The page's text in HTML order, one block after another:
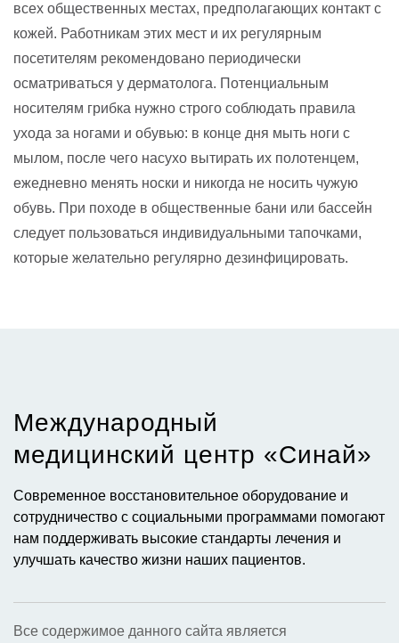
всех общественных местах, предполагающих контакт с
кожей. Работникам этих мест и их регулярным
посетителям рекомендовано периодически
осматриваться у дерматолога. Потенциальным
носителям грибка нужно строго соблюдать правила
ухода за ногами и обувью: в конце дня мыть ноги с
мылом, после чего насухо вытирать их полотенцем,
ежедневно менять носки и никогда не носить чужую
обувь. При походе в общественные бани или бассейн
следует пользоваться индивидуальными тапочками,
которые желательно регулярно дезинфицировать.
Международный
медицинский центр «Синай»​
Современное восстановительное оборудование и
сотрудничество с социальными программами помогают
нам поддерживать высокие стандарты лечения и
улучшать качество жизни наших пациентов.
Все содержимое данного сайта является